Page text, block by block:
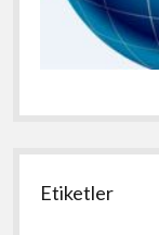
Etiketler